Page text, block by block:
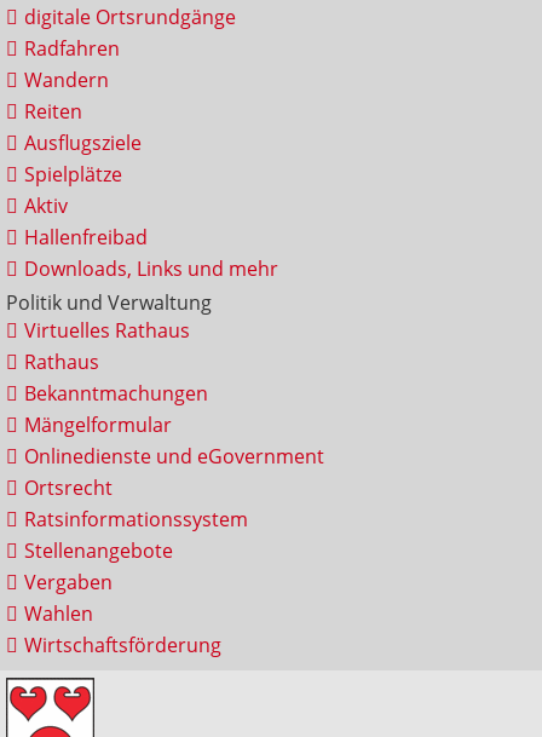
digitale Ortsrundgänge
Radfahren
Wandern
Reiten
Ausflugsziele
Spielplätze
Aktiv
Hallenfreibad
Downloads, Links und mehr
Politik und Verwaltung
Virtuelles Rathaus
Rathaus
Bekanntmachungen
Mängelformular
Onlinedienste und eGovernment
Ortsrecht
Ratsinformationssystem
Stellenangebote
Vergaben
Wahlen
Wirtschaftsförderung